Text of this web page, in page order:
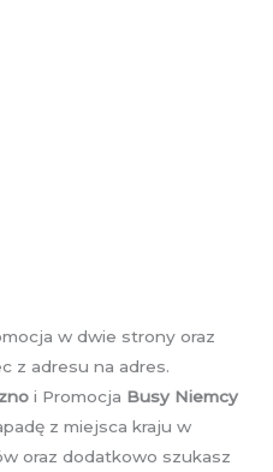
w dwie strony oraz
z adresu na adres.
i Promocja Busy Niemcy
z miejsca kraju w
oraz dodatkowo szukasz